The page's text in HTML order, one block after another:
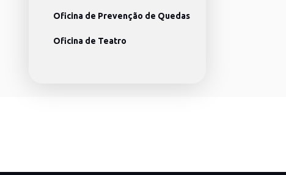
Oficina de Prevenção de Quedas
Oficina de Teatro